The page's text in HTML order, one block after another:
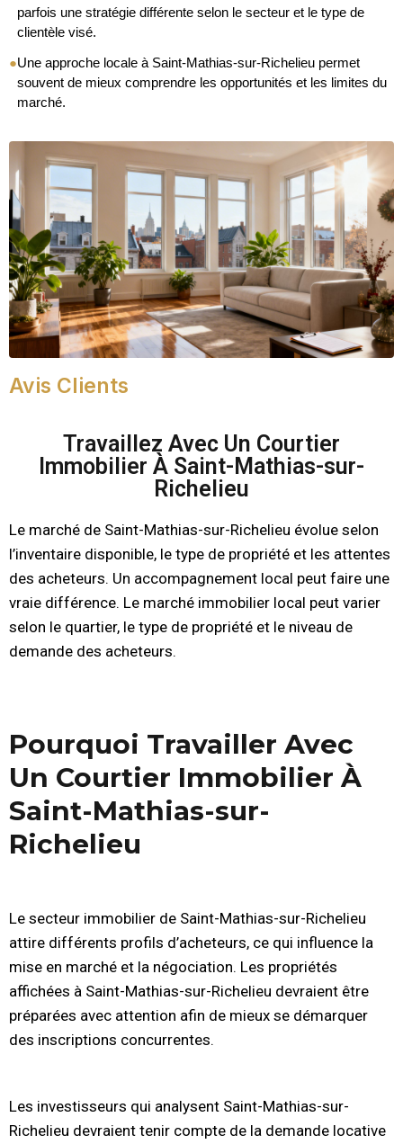
parfois une stratégie différente selon le secteur et le type de
clientèle visé.
●Une approche locale à Saint-Mathias-sur-Richelieu permet
souvent de mieux comprendre les opportunités et les limites du
marché.
Avis Clients
Travaillez Avec Un Courtier
Immobilier À Saint-Mathias-sur-
Richelieu
Le marché de Saint-Mathias-sur-Richelieu évolue selon
l’inventaire disponible, le type de propriété et les attentes
des acheteurs. Un accompagnement local peut faire une
vraie différence. Le marché immobilier local peut varier
selon le quartier, le type de propriété et le niveau de
demande des acheteurs.
Pourquoi Travailler Avec
Un Courtier Immobilier À
Saint-Mathias-sur-
Richelieu
Le secteur immobilier de Saint-Mathias-sur-Richelieu
attire différents profils d’acheteurs, ce qui influence la
mise en marché et la négociation. Les propriétés
affichées à Saint-Mathias-sur-Richelieu devraient être
préparées avec attention afin de mieux se démarquer
des inscriptions concurrentes.
Les investisseurs qui analysent Saint-Mathias-sur-
Richelieu devraient tenir compte de la demande locative